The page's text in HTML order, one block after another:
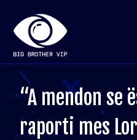
“A mendon se
raporti mes